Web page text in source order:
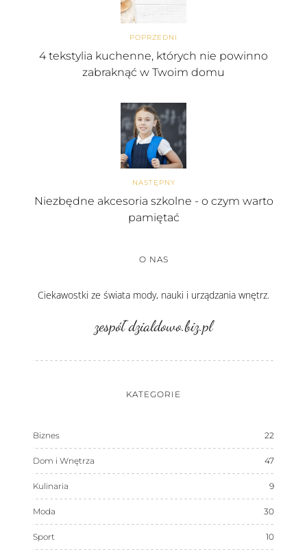
POPRZEDNI
4 tekstylia kuchenne, których nie powinno
zabraknąć w Twoim domu
NASTĘPNY
Niezbędne akcesoria szkolne - o czym warto
pamiętać
O NAS
Ciekawostki ze świata mody, nauki i urządzania wnętrz.
zespół dzialdowo.biz.pl
KATEGORIE
Biznes 22
Dom i Wnętrza 47
Kulinaria 9
Moda 30
Sport 10